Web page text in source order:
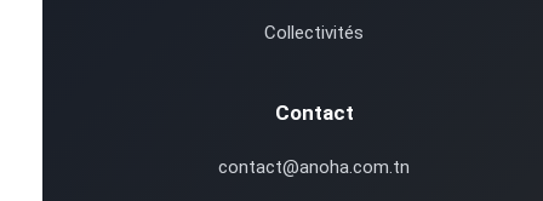
Collectivités
Contact
contact@anoha.com.tn